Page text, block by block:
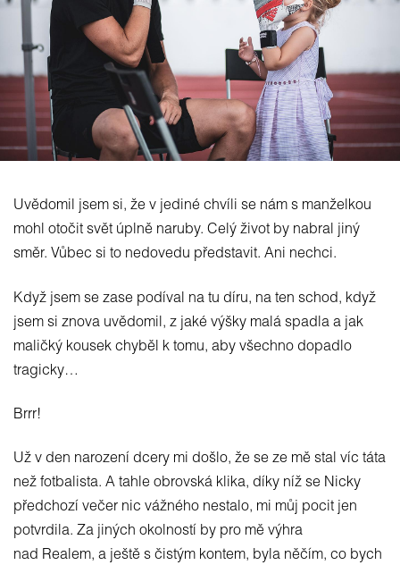
Uvědomil jsem si, že v jediné chvíli se nám s manželkou
mohl otočit svět úplně naruby. Celý život by nabral jiný
směr. Vůbec si to nedovedu představit. Ani nechci.
Když jsem se zase podíval na tu díru, na ten schod, když
jsem si znova uvědomil, z jaké výšky malá spadla a jak
maličký kousek chyběl k tomu, aby všechno dopadlo
tragicky…
Brrr!
Už v den narození dcery mi došlo, že se ze mě stal víc táta
než fotbalista. A tahle obrovská klika, díky níž se Nicky
předchozí večer nic vážného nestalo, mi můj pocit jen
potvrdila. Za jiných okolností by pro mě výhra
nad Realem, a ještě s čistým kontem, byla něčím, co bych